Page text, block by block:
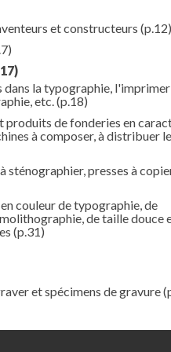
et constructeurs (p.12)
dans la typographie,
etc. (p.18)
produits de fonderies en
à composer, à distribuer
sténographier, presses à
couleur de typographie, de
de taille douce
(p.31)
et spécimens de gravure